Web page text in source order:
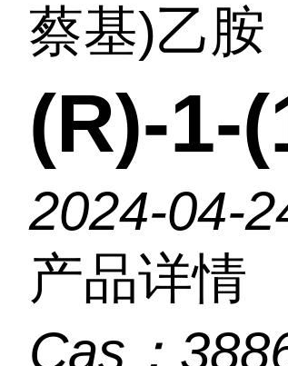
蔡基)乙胺
(R)-1-
2024-04-
产品详情
Cas：